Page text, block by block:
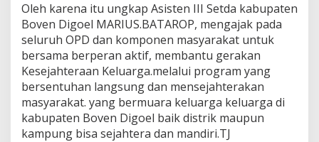
Oleh karena itu ungkap Asisten III Setda kabupaten
Boven Digoel MARIUS.BATAROP, mengajak pada
seluruh OPD dan komponen masyarakat untuk
bersama berperan aktif, membantu gerakan
Kesejahteraan Keluarga.melalui program yang
bersentuhan langsung dan mensejahterakan
masyarakat. yang bermuara keluarga keluarga di
kabupaten Boven Digoel baik distrik maupun
kampung bisa sejahtera dan mandiri.TJ